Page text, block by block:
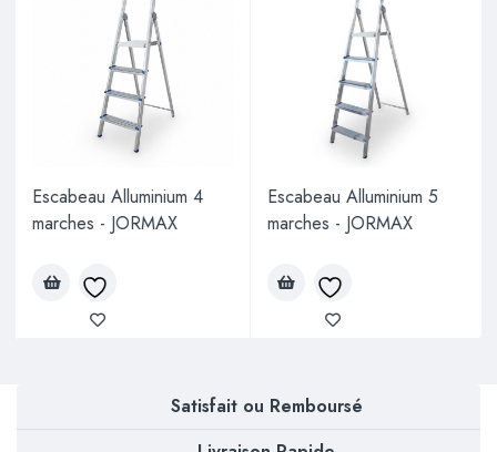
Escabeau Alluminium 4
marches - JORMAX
Escabeau Alluminium 5
marches - JORMAX
Satisfait ou Remboursé